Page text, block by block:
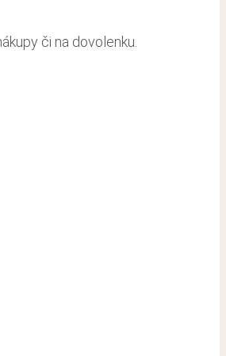
či na dovolenku.